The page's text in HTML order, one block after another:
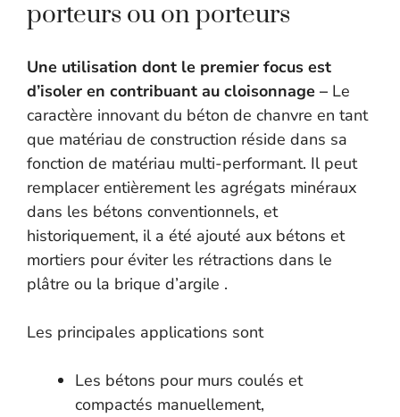
porteurs ou on porteurs
Une utilisation dont le premier focus est
d’isoler en contribuant au cloisonnage – Le
caractère innovant du béton de chanvre en tant
que matériau de construction réside dans sa
fonction de matériau multi-performant. Il peut
remplacer entièrement les agrégats minéraux
dans les bétons conventionnels, et
historiquement, il a été ajouté aux bétons et
mortiers pour éviter les rétractions dans le
plâtre ou la brique d’argile .
Les principales applications sont
Les bétons pour murs coulés et
compactés manuellement,